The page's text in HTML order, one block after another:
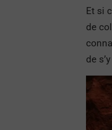
Et si
de
de